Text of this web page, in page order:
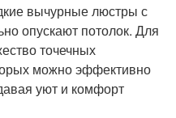
вычурные люстры с
опускают потолок. Для
точечных
можно эффективно
уют и комфорт